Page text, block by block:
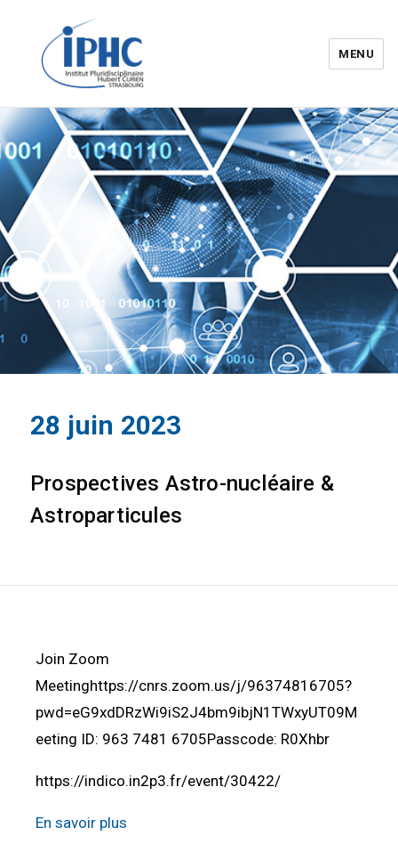
Institut pluridisciplinaire Hubert
Curien – IPHC
MENU
28 juin 2023
Prospectives Astro-nucléaire &
Astroparticules
Join Zoom
Meetinghttps://cnrs.zoom.us/j/96374816705?
pwd=eG9xdDRzWi9iS2J4bm9ibjN1TWxyUT09M
eeting ID: 963 7481 6705Passcode: R0Xhbr
https://indico.in2p3.fr/event/30422/
En savoir plus